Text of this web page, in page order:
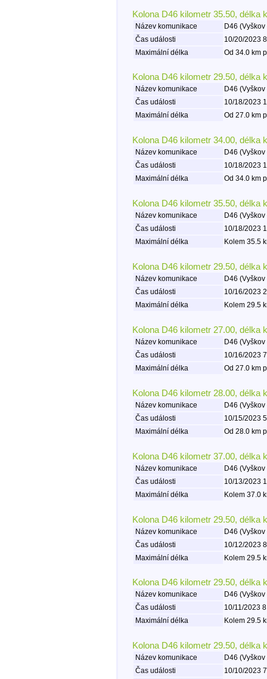
Kolona D46 kilometr 35.50, délka
Název komunikace
D46
Čas události
10/20/2023
Maximální délka
Od 34.0 km
Kolona D46 kilometr 29.50, délka
Název komunikace
D46
Čas události
10/18/2023
Maximální délka
Od 27.0 km
Kolona D46 kilometr 34.00, délka
Název komunikace
D46
Čas události
10/18/2023
Maximální délka
Od 34.0 km
Kolona D46 kilometr 35.50, délka
Název komunikace
D46
Čas události
10/18/2023
Maximální délka
Kolem 35.5
Kolona D46 kilometr 29.50, délka
Název komunikace
D46
Čas události
10/16/2023
Maximální délka
Kolem 29.5
Kolona D46 kilometr 27.00, délka
Název komunikace
D46
Čas události
10/16/2023
Maximální délka
Od 27.0 km
Kolona D46 kilometr 28.00, délka
Název komunikace
D46
Čas události
10/15/2023
Maximální délka
Od 28.0 km
Kolona D46 kilometr 37.00, délka
Název komunikace
D46
Čas události
10/13/2023
Maximální délka
Kolem 37.0
Kolona D46 kilometr 29.50, délka
Název komunikace
D46
Čas události
10/12/2023
Maximální délka
Kolem 29.5
Kolona D46 kilometr 29.50, délka
Název komunikace
D46
Čas události
10/11/2023
Maximální délka
Kolem 29.5
Kolona D46 kilometr 29.50, délka
Název komunikace
D46
Čas události
10/10/2023